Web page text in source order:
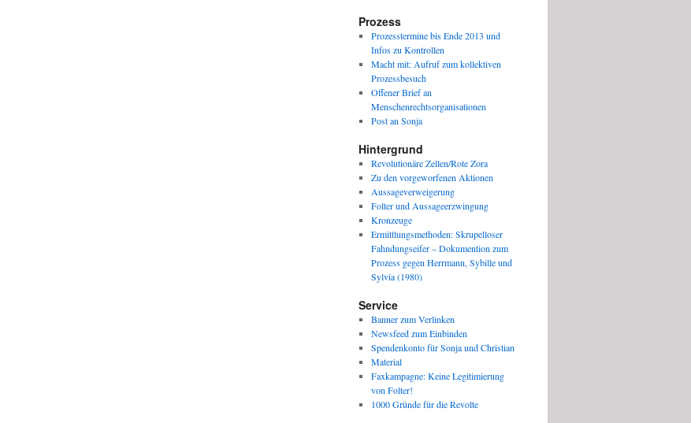
Prozess
Prozesstermine bis Ende 2013 und
Infos zu Kontrollen
Macht mit: Aufruf zum kollektiven
Prozessbesuch
Offener Brief an
Menschenrechtsorganisationen
Post an Sonja
Hintergrund
Revolutionäre Zellen/Rote Zora
Zu den vorgeworfenen Aktionen
Aussageverweigerung
Folter und Aussageerzwingung
Kronzeuge
Ermittlungsmethoden: Skrupelloser
Fahndungseifer – Dokumention zum
Prozess gegen Herrmann, Sybille und
Sylvia (1980)
Service
Banner zum Verlinken
Newsfeed zum Einbinden
Spendenkonto für Sonja und Christian
Material
Faxkampagne: Keine Legitimierung
von Folter!
1000 Gründe für die Revolte